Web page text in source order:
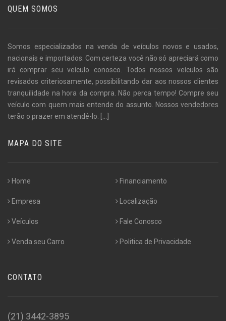
QUEM SOMOS
Somos especializados na venda de veículos novos e usados,
nacionais e importados. Com certeza você não só apreciará como
irá comprar seu veículo conosco. Todos nossos veículos são
revisados criteriosamente, possibilitando dar aos nossos clientes
tranquilidade na hora da compra. Não perca tempo! Compre seu
veículo com quem mais entende do assunto. Nossos vendedores
terão o prazer em atendê-lo.
MAPA DO SITE
Home
Empresa
Veículos
Venda seu Carro
Financiamento
Localização
Fale Conosco
Politica de Privacidade
CONTATO
(21) 3442-3895